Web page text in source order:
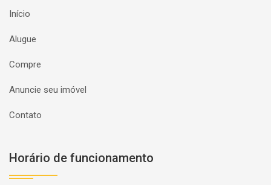
Início
Alugue
Compre
Anuncie seu imóvel
Contato
Horário de funcionamento